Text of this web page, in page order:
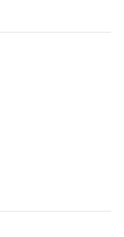
раздел и
обновить
аксессуаров.
обуви в